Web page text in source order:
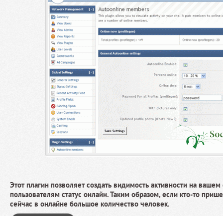
Этот плагин позволяет создать видимость активности на вашем
пользователям статус онлайн. Таким образом, если кто-то
сейчас в онлайне большое количество человек.